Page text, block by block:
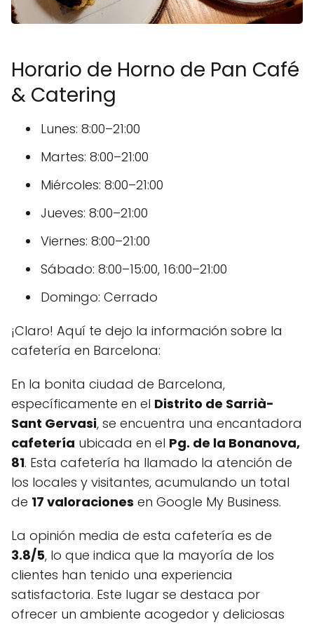
Horario de Horno de Pan Café
& Catering
Lunes: 8:00–21:00
Martes: 8:00–21:00
Miércoles: 8:00–21:00
Jueves: 8:00–21:00
Viernes: 8:00–21:00
Sábado: 8:00–15:00, 16:00–21:00
Domingo: Cerrado
¡Claro! Aquí te dejo la información sobre la
cafetería en Barcelona:
En la bonita ciudad de Barcelona,
específicamente en el Distrito de Sarrià-
Sant Gervasi, se encuentra una encantadora
cafetería ubicada en el Pg. de la Bonanova,
81. Esta cafetería ha llamado la atención de
los locales y visitantes, acumulando un total
de 17 valoraciones en Google My Business.
La opinión media de esta cafetería es de
3.8/5, lo que indica que la mayoría de los
clientes han tenido una experiencia
satisfactoria. Este lugar se destaca por
ofrecer un ambiente acogedor y deliciosas